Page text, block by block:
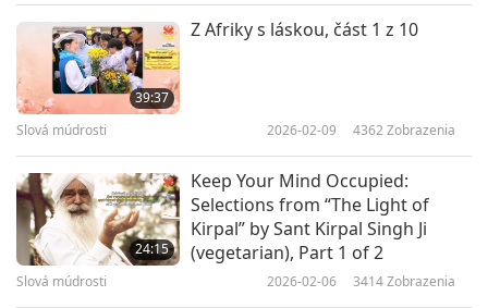
39:37
Z Afriky s láskou, část 1 z 10
Slová múdrosti 2026-02-09 4362 Zobrazenia
24:15
Keep Your Mind Occupied:
Selections from “The Light of
Kirpal” by Sant Kirpal Singh Ji
(vegetarian), Part 1 of 2
Slová múdrosti 2026-02-06 3414Zobrazenia